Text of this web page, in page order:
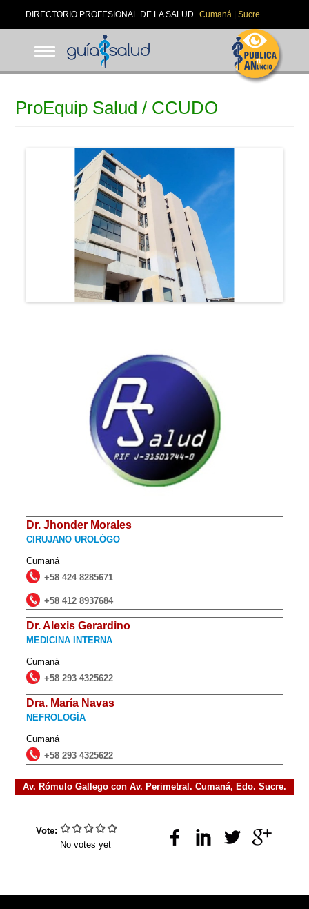
DIRECTORIO PROFESIONAL DE LA SALUD Cumaná | Sucre
ProEquip Salud / CCUDO
Dr. Jhonder Morales
CIRUJANO UROLÓGO
Cumaná
+58 424 8285671
+58 412 8937684
Dr. Alexis Gerardino
MEDICINA INTERNA
Cumaná
+58 293 4325622
Dra. María Navas
NEFROLOGÍA
Cumaná
+58 293 4325622
Av. Rómulo Gallego con Av. Perimetral. Cumaná, Edo. Sucre.
Vote:
No votes yet